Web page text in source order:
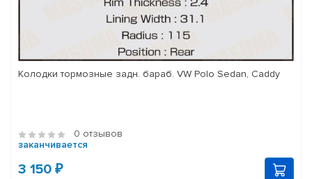
Колодки тормозные задн. бараб. VW Polo Sedan, Caddy
0 отзывов
заканчивается
3 150 ₽